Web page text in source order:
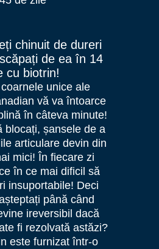
chinuit de dureri
de ea în 14
cu biotrin!
unice ale
vă va întoarce
în câteva minute!
blocați, șansele de a
articulare devin din
mici! În fiecare zi
în ce mai dificil să
insuportabile! Deci
până când
ireversibil dacă
fi rezolvată astăzi?
este furnizat într-o